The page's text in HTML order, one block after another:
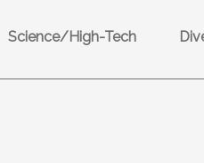
Science/High-Tech